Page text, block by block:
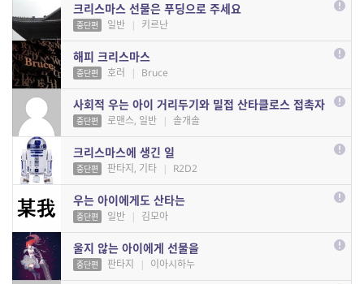
크리스마스 선물은 푸딩으로 주세요
중단편 일반 | 키르난
해피 크리스마스
중단편 호러 | Bruce
사회적 우는 아이 거리두기와 밀접 산타클로스 접촉자
중단편 로맨스, 일반 | 솔개솔
크리스마스에 생긴 일
중단편 판타지, 기타 | R2D2
우는 아이에게도 산타는
중단편 일반 | 김모아
울지 않는 아이에게 선물을
중단편 판타지 | 이아시하누